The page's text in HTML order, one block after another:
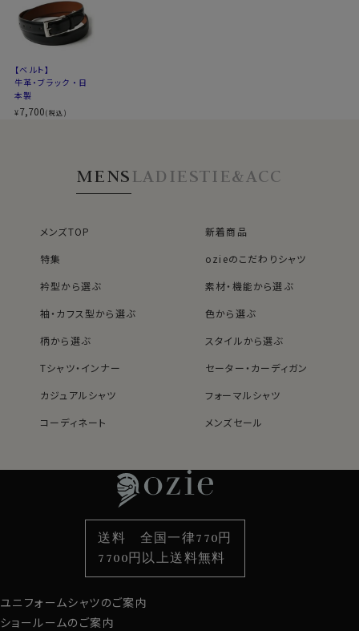
【ベルト】
牛革・ブラック ・日
本製
¥7,700(税込)
MENSLADIESTIE&ACC
メンズTOP
新着商品
特集
ozieのこだわりシャツ
衿型から選ぶ
素材・機能から選ぶ
袖・カフス型から選ぶ
色から選ぶ
柄から選ぶ
スタイルから選ぶ
Tシャツ・インナー
セーター・カーディガン
カジュアルシャツ
フォーマルシャツ
コーディネート
メンズセール
袖・カフス型から選ぶ
色から選ぶ
柄から選ぶ
スタイルから選ぶ
カジュアルシャツ
定番シャツ
カフスボタン
サスペンダー
財布・名刺入れ
バッグ
ストール・マフラー
グローブ
ユニフォームシャツのご案内
ショールームのご案内
送料 全国一律770円
7700円以上送料無料